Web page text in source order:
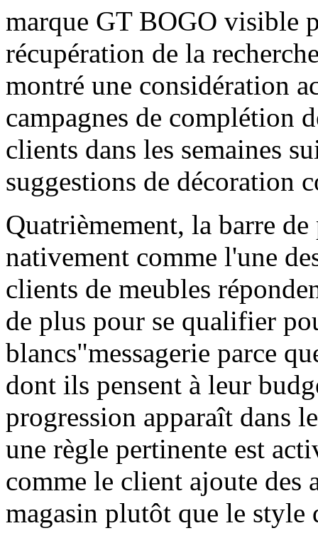
marque GT BOGO visible
récupération de la
montré une considération
campagnes de complétion
clients dans les semaines
suggestions de décoration
Quatrièmement, la barre
nativement comme l'une
clients de meubles
de plus pour se qualifier
blancs"messagerie parce
dont ils pensent à leur
progression apparaît dans
une règle pertinente est
comme le client ajoute des
magasin plutôt que le style